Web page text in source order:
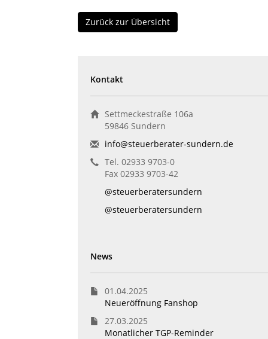
Zurück zur Übersicht
Kontakt
Settmeckestraße 106a
59846 Sundern
info@steuerberater-sundern.de
Tel. 02933 9703-0
Fax 02933 9703-42
@steuerberatersundern
@steuerberatersundern
News
01.04.2025
Neueröffnung Fanshop
27.03.2025
Monatlicher TGP-Reminder